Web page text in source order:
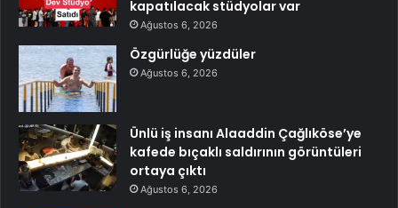
kapatılacak stüdyolar var
Ağustos 6, 2026
Özgürlüğe yüzdüler
Ağustos 6, 2026
Ünlü iş insanı Alaaddin Çağlıköse’ye
kafede bıçaklı saldırının görüntüleri
ortaya çıktı
Ağustos 6, 2026